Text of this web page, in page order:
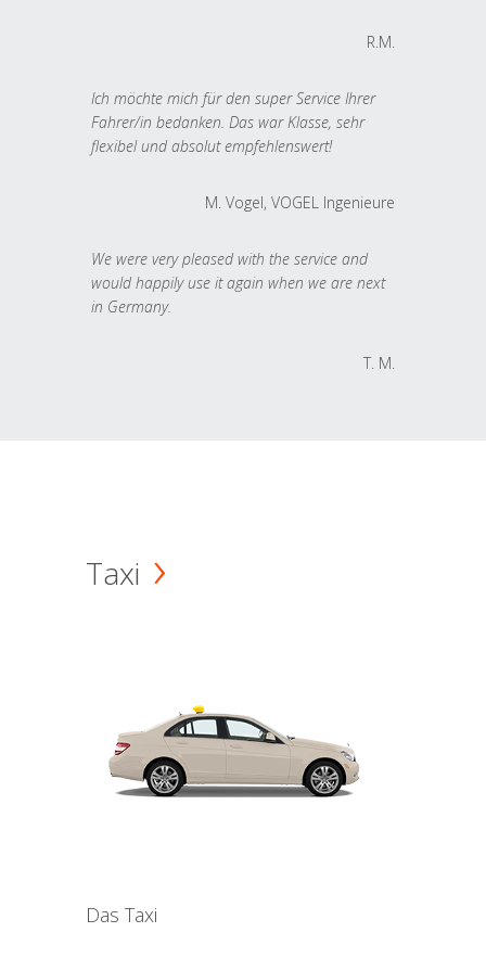
R.M.
Ich möchte mich für den super Service Ihrer
Fahrer/in bedanken. Das war Klasse, sehr
flexibel und absolut empfehlenswert!
M. Vogel, VOGEL Ingenieure
We were very pleased with the service and
would happily use it again when we are next
in Germany.
T. M.
Taxi
Das Taxi